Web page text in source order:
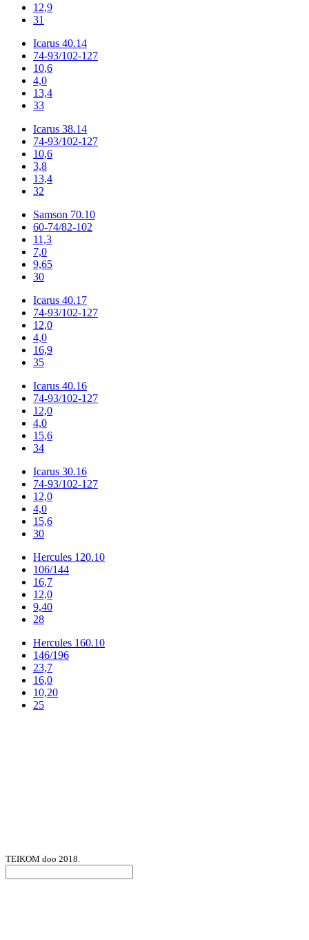
12,9
31
Icarus 40.14
74-93/102-127
10,6
4,0
13,4
33
Icarus 38.14
74-93/102-127
10,6
3,8
13,4
32
Samson 70.10
60-74/82-102
11,3
7,0
9,65
30
Icarus 40.17
74-93/102-127
12,0
4,0
16,9
35
Icarus 40.16
74-93/102-127
12,0
4,0
15,6
34
Icarus 30.16
74-93/102-127
12,0
4,0
15,6
30
Hercules 120.10
106/144
16,7
12,0
9,40
28
Hercules 160.10
146/196
23,7
16,0
10,20
25
TEIKOM doo 2018.